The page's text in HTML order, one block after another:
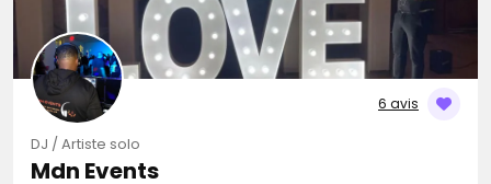
6 avis
DJ / Artiste solo
Mdn Events